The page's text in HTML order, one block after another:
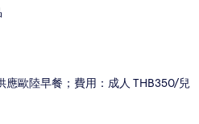
應歐陸早餐；費用：成人 THB350/兒